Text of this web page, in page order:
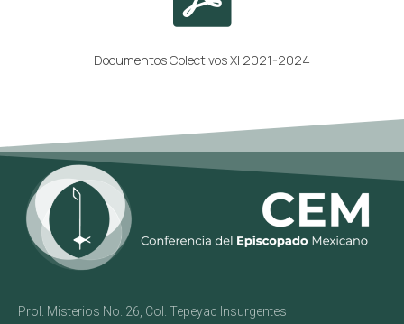
Documentos Colectivos XI 2021-2024
Prol. Misterios No. 26, Col. Tepeyac Insurgentes